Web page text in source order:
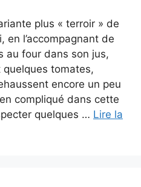
plus « terroir » de
en l’accompagnant de
au four dans son jus,
quelques tomates,
encore un peu
compliqué dans cette
quelques … Lire la